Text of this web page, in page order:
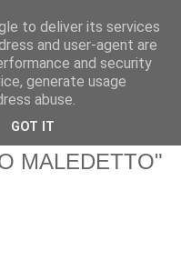
MALEDETTO"
to deliver its services
and user-agent are
and security
generate usage
abuse.
GOT IT